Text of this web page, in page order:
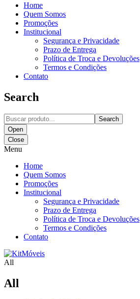
Home
Quem Somos
Promoções
Institucional
Segurança e Privacidade
Prazo de Entrega
Política de Troca e Devoluções
Termos e Condições
Contato
Search
Search
Open
Close
Menu
Home
Quem Somos
Promoções
Institucional
Segurança e Privacidade
Prazo de Entrega
Política de Troca e Devoluções
Termos e Condições
Contato
All
All